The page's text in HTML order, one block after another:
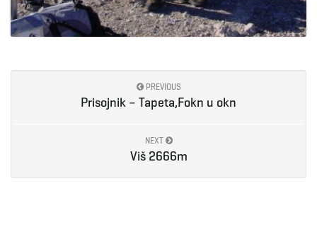
PREVIOUS
Prisojnik – Tapeta,Fokn u okn
NEXT
Viš 2666m